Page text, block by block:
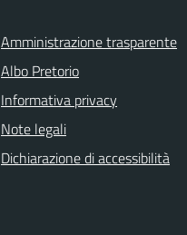
Amministrazione trasparente
Albo Pretorio
Informativa privacy
Note legali
Dichiarazione di accessibilità